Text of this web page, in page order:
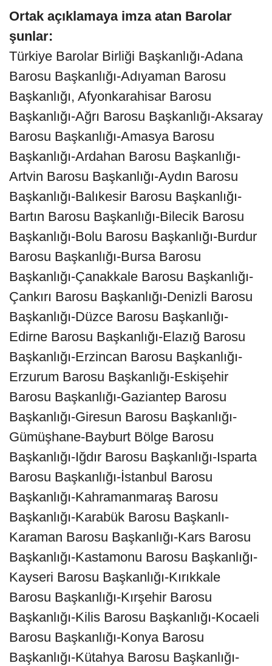
Ortak açıklamaya imza atan Barolar
şunlar:
Türkiye Barolar Birliği Başkanlığı-Adana
Barosu Başkanlığı-Adıyaman Barosu
Başkanlığı, Afyonkarahisar Barosu
Başkanlığı-Ağrı Barosu Başkanlığı-Aksaray
Barosu Başkanlığı-Amasya Barosu
Başkanlığı-Ardahan Barosu Başkanlığı-
Artvin Barosu Başkanlığı-Aydın Barosu
Başkanlığı-Balıkesir Barosu Başkanlığı-
Bartın Barosu Başkanlığı-Bilecik Barosu
Başkanlığı-Bolu Barosu Başkanlığı-Burdur
Barosu Başkanlığı-Bursa Barosu
Başkanlığı-Çanakkale Barosu Başkanlığı-
Çankırı Barosu Başkanlığı-Denizli Barosu
Başkanlığı-Düzce Barosu Başkanlığı-
Edirne Barosu Başkanlığı-Elazığ Barosu
Başkanlığı-Erzincan Barosu Başkanlığı-
Erzurum Barosu Başkanlığı-Eskişehir
Barosu Başkanlığı-Gaziantep Barosu
Başkanlığı-Giresun Barosu Başkanlığı-
Gümüşhane-Bayburt Bölge Barosu
Başkanlığı-Iğdır Barosu Başkanlığı-Isparta
Barosu Başkanlığı-İstanbul Barosu
Başkanlığı-Kahramanmaraş Barosu
Başkanlığı-Karabük Barosu Başkanlı-
Karaman Barosu Başkanlığı-Kars Barosu
Başkanlığı-Kastamonu Barosu Başkanlığı-
Kayseri Barosu Başkanlığı-Kırıkkale
Barosu Başkanlığı-Kırşehir Barosu
Başkanlığı-Kilis Barosu Başkanlığı-Kocaeli
Barosu Başkanlığı-Konya Barosu
Başkanlığı-Kütahya Barosu Başkanlığı-